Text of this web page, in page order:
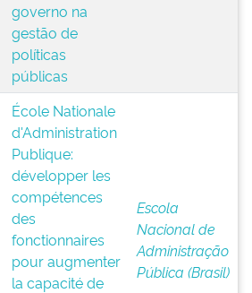
governo na
gestão de
políticas
públicas
École Nationale
d'Administration
Publique:
développer les
compétences
des
fonctionnaires
pour augmenter
la capacité de
Escola
Nacional de
Administração
Pública (Brasil)